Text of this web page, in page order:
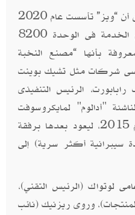
من الجدير قوله فى هذا السياق أن “ويز” تأسست عام 2020
على يد أربعة أفراد جمعتهم الخدمة فى الوحدة 8200
بأنها “مصنع النخبة
شركات مثل تشيك بوينت
الرئيس التنفيذى
"أدالوم" لمايكروسوفت
مقابل 320 مليون دولار عام 2015، ليعود بعدها برفقة
الوحدة 81 (وحدة سيبرانية أكثر سرية) إلى
لوتواك (الرئيس التقني)،
وروى ريزنيك (نائب